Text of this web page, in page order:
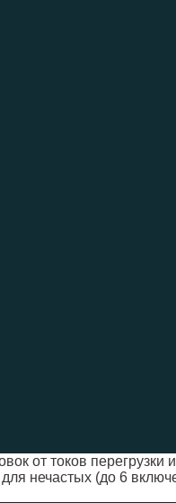
от токов перегрузки
нечастых (до 6